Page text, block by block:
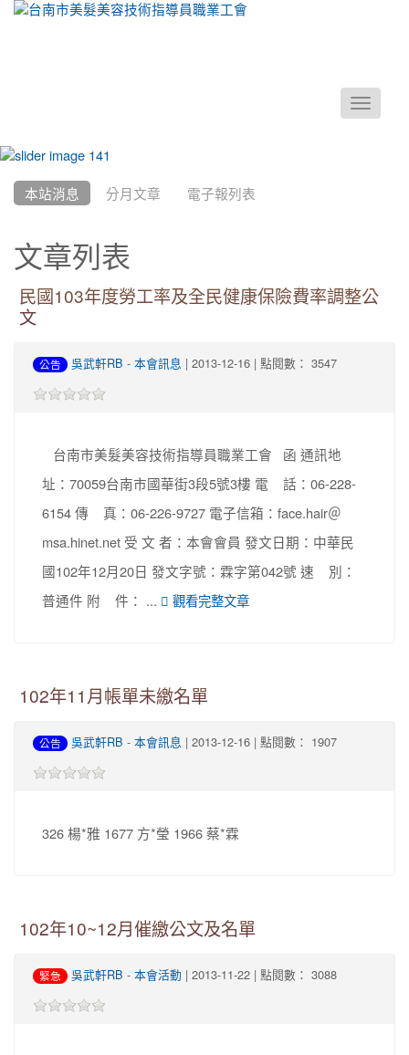
Toggle
本站消息 分月文章 電子報列表
文章列表
民國103年度勞工率及全民健康保險費率調整公
文
公告 吳武軒RB - 本會訊息 | 2013-12-16 | 點閱數： 3547
台南市美髮美容技術指導員職業工會 函 通訊地
址：70059台南市國華街3段5號3樓 電 話：06-228-
6154 傳 真：06-226-9727 電子信箱：face.hair＠
msa.hinet.net 受 文 者：本會會員 發文日期：中華民
國102年12月20日 發文字號：霖字第042號 速 別：
普通件 附 件： ...
觀看完整文章
102年11月帳單未繳名單
公告 吳武軒RB - 本會訊息 | 2013-12-16 | 點閱數： 1907
326 楊*雅 1677 方*瑩 1966 蔡*霖
102年10~12月催繳公文及名單
緊急 吳武軒RB - 本會活動 | 2013-11-22 | 點閱數： 3088